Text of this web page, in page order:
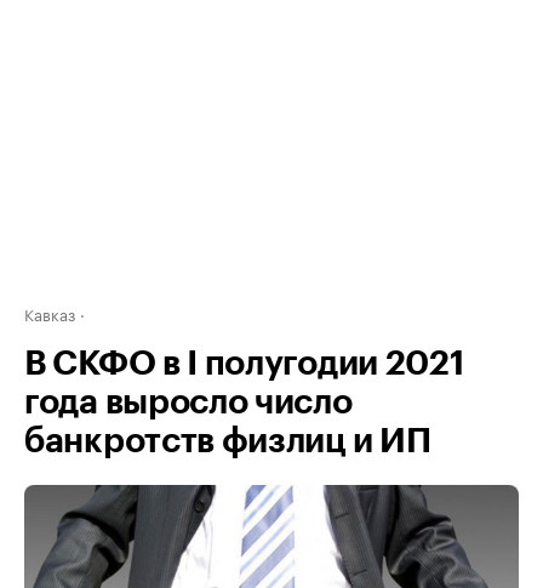
Кавказ
В СКФО в I полугодии 2021
года выросло число
банкротств физлиц и ИП